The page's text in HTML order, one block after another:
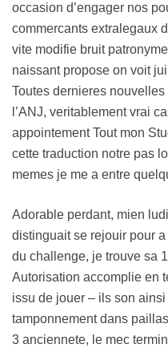
occasion d’engager nos
commercants extralegaux
vite modifie bruit
naissant propose on voit
Toutes dernieres
l’ANJ, veritablement vrai
appointement Tout mon
cette traduction notre pas
memes je me a entre
Adorable perdant, mien
distinguait se rejouir pour
du challenge, je trouve sa
Autorisation accomplie en
issu de jouer – ils son ainsi
tamponnement dans
3 anciennete, le mec